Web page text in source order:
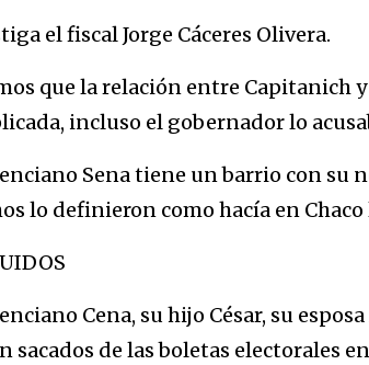
el fiscal Jorge Cáceres Olivera.
que la relación entre Capitanich
incluso el gobernador lo
Sena tiene un barrio con
lo definieron como hacía en Chaco
Cena, su hijo César, su
sacados de las boletas electorales